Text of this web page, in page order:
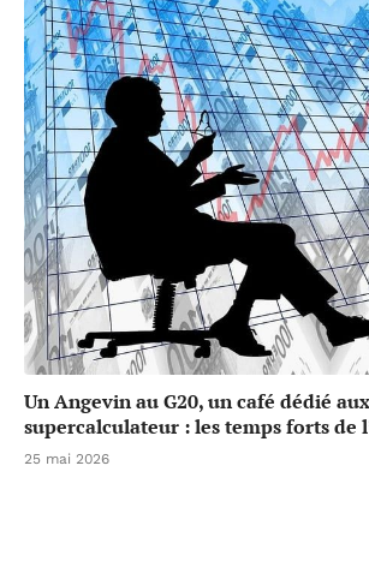
Un Angevin au G20, un café dédié
supercalculateur : les temps forts de
25 mai 2026